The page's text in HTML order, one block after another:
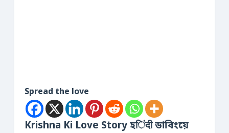
Spread the love
Krishna Ki Love Story হिंदी ডাবিংয়ে